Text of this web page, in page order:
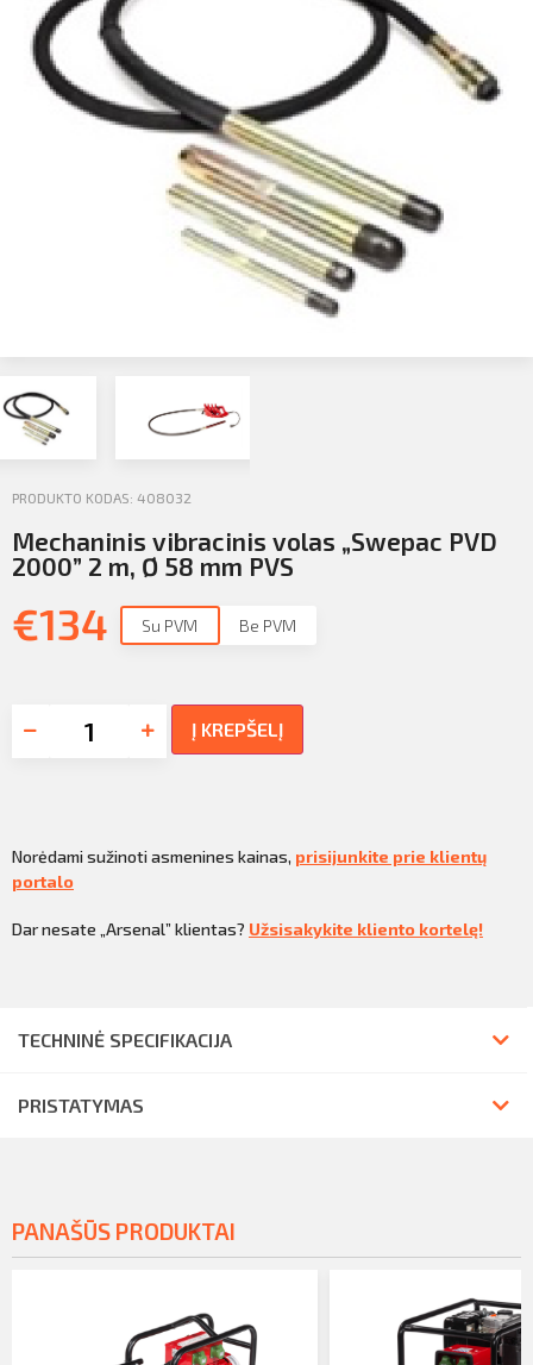
Kontaktai
Atsijungti
SIŲSTI
PRODUKTO KODAS: 408032
Mechaninis vibracinis volas „Swepac PVD
2000” 2 m, Ø 58 mm PVS
€134 Su PVM Be PVM
Į KREPŠELĮ
Norėdami sužinoti asmenines kainas, prisijunkite prie klientų
portalo
Dar nesate „Arsenal” klientas? Užsisakykite kliento kortelę!
TECHNINĖ SPECIFIKACIJA
PRISTATYMAS
PANAŠŪS PRODUKTAI